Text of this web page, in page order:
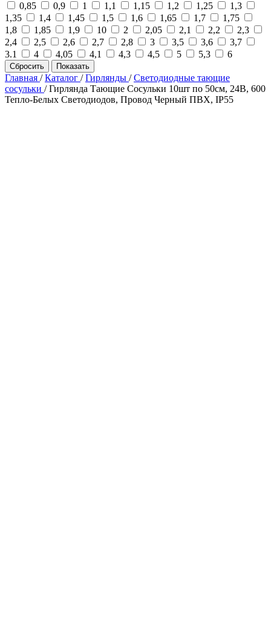
0,85
0,9 1 1,1 1,15 1,2 1,25
1,3
1,35
1,4 1,45 1,5 1,6 1,65 1,7
1,75
1,8
1,85 1,9 10 2 2,05 2,1 2,2
2,3
2,4
2,5 2,6 2,7 2,8 3 3,5 3,6
3,7
3.1
4 4,05 4,1 4,3 4,5 5 5,3 6
Сбросить Показать
Главная /Каталог /Гирлянды /Светодиодные тающие
сосульки /Гирлянда Тающие Сосульки 10шт по 50см, 24В, 600
Тепло-Белых Светодиодов, Провод Черный ПВХ, IP55